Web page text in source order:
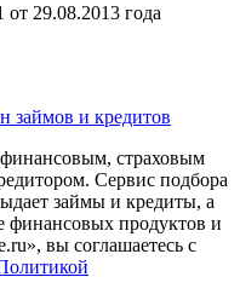
29.08.2013 года
финансовым, страховым
Сервис подбора
займы и кредиты, а
финансовых продуктов и
вы соглашаетесь с